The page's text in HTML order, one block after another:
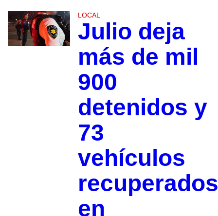
LOCAL
Julio deja
más de mil
900
detenidos y
73
vehículos
recuperados
en